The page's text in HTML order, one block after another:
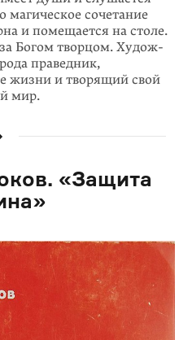
магическое сочетание
и помещается на столе.
Богом творцом. Худож­
праведник,
жизни и творящий свой
мир.
«Защита